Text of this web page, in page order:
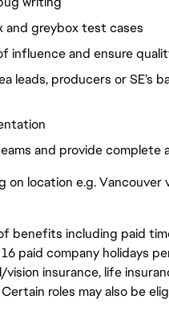
and greybox test cases
influence and ensure
leads, producers or SE’s
and provide complete
on location e.g. Vancouver
benefits including paid
paid company holidays
insurance, life
roles may also be